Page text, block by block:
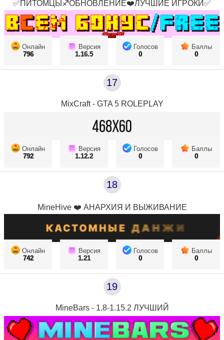
✅ПИТОМЦЫ♐ОБНОВЛЕНИЕ❤️ЛУЧШИЕ ИГРОКИ✅
Онлайн
796
Версия
1.16.5
Голосов
0
Баллы
0
17
MixCraft - GTA 5 ROLEPLAY
Онлайн
792
Версия
1.12.2
Голосов
0
Баллы
0
18
MineHive ❤️ АНАРХИЯ И ВЫЖИВАНИЕ
Онлайн
742
Версия
1.21
Голосов
0
Баллы
0
19
MineBars - 1.8-1.15.2 ЛУЧШИЙ